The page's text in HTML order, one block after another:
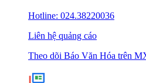
Hotline: 024.38220036
Liên hệ quảng cáo
Theo dõi Báo Văn Hóa trên